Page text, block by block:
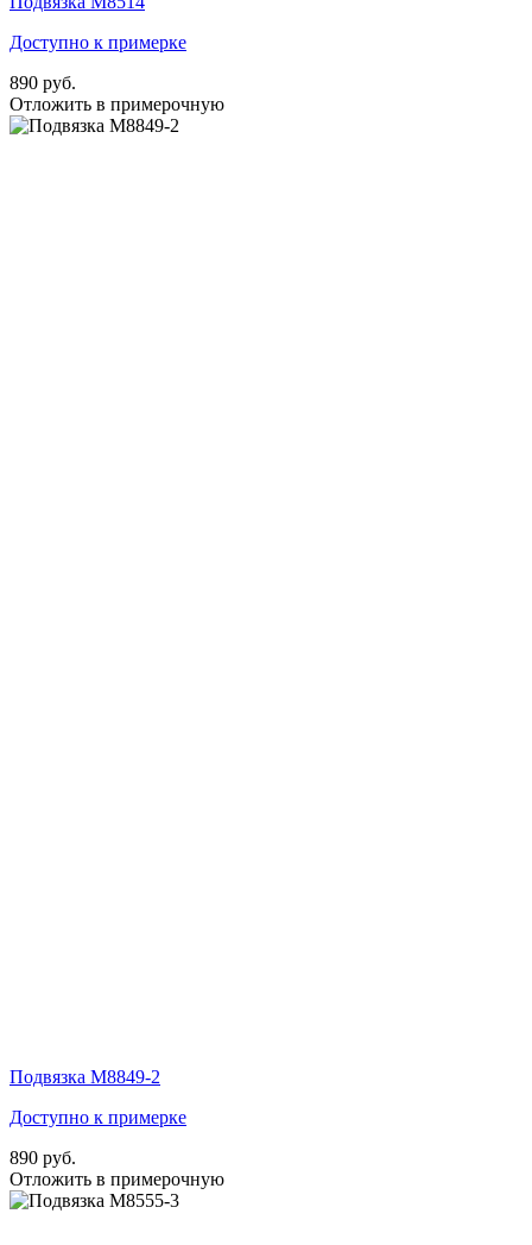
Доступно к примерке
890 руб.
Отложить в примерочную
Подвязка М8849-2
Доступно к примерке
890 руб.
Отложить в примерочную